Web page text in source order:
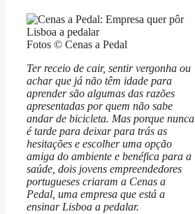
Fotos © Cenas a Pedal
Ter receio de cair, sentir vergonha ou
achar que já não têm idade para
aprender são algumas das razões
apresentadas por quem não sabe
andar de bicicleta. Mas porque nunca
é tarde para deixar para trás as
hesitações e escolher uma opção
amiga do ambiente e benéfica para a
saúde, dois jovens empreendedores
portugueses criaram a Cenas a
Pedal, uma empresa que está a
ensinar Lisboa a pedalar.